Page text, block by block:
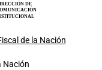
DE
de la Nación
Nación